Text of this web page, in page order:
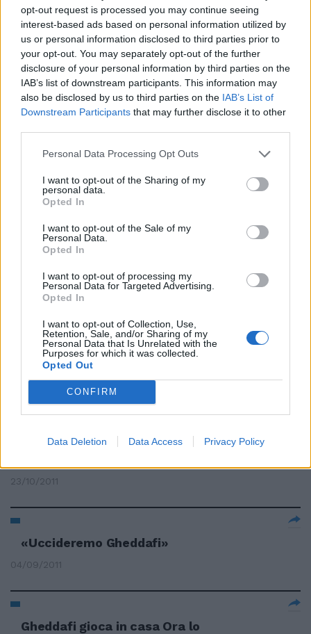
opt-out request is processed you may continue seeing
interest-based ads based on personal information utilized by
us or personal information disclosed to third parties prior to
your opt-out. You may separately opt-out of the further
disclosure of your personal information by third parties on the
IAB’s list of downstream participants. This information may
also be disclosed by us to third parties on the IAB’s List of
Downstream Participants that may further disclose it to other
Personal Data Processing Opt Outs
I want to opt-out of the Sharing of my
personal data.
Opted In
I want to opt-out of the Sale of my
Personal Data.
Opted In
I want to opt-out of processing my
Personal Data for Targeted Advertising.
Opted In
I want to opt-out of Collection, Use,
Retention, Sale, and/or Sharing of my
Personal Data that Is Unrelated with the
Purposes for which it was collected.
Opted Out
CONFIRM
Data Deletion Data Access Privacy Policy
ATTENTATO IN LIBIA
Autobomba davanti
all'ambasciata italiana a Tripoli,
due morti
22/01/2017
liberati tutti i passeggeri
23/12/2016
si è salvato
03/06/2012
Sequestrato il tesoro di
23/10/2011
«Uccideremo Gheddafi»
04/09/2011
Gheddafi gioca in casa Ora lo